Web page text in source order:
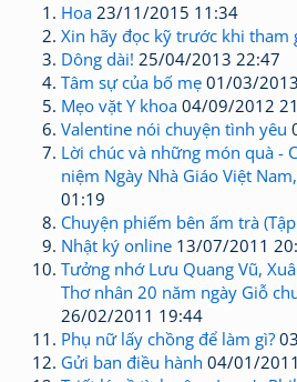
Hoa 23/11/2015 11:34
Xin hãy đọc kỹ trước khi tham
Dông dài! 25/04/2013 22:47
Tâm sự của bố mẹ 01/03/
Mẹo vặt Y khoa 04/09/2012
Valentine nói chuyện tình yêu
Lời chúc và những món quà -
niệm Ngày Nhà Giáo Việt
01:19
Chuyện phiếm bên ấm trà
Nhật ký online 13/07/2011
Tưởng nhớ Lưu Quang Vũ,
Thơ nhân 20 năm ngày Giỗ
26/02/2011 19:44
Phụ nữ lấy chồng để làm gì?
Gửi ban điều hành 04/01/